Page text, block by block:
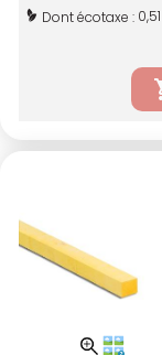
Dont écotaxe : 0,51